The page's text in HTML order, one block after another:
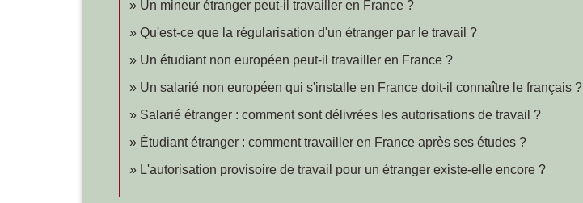
Un mineur étranger peut-il travailler en France ?
Qu'est-ce que la régularisation d'un étranger par le travail ?
Un étudiant non européen peut-il travailler en France ?
Un salarié non européen qui s'installe en France doit-il connaître le français ?
Salarié étranger : comment sont délivrées les autorisations de travail ?
Étudiant étranger : comment travailler en France après ses études ?
L'autorisation provisoire de travail pour un étranger existe-elle encore ?